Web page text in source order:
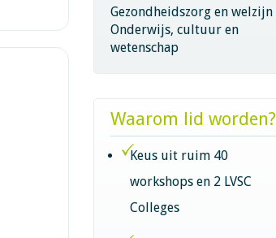
Gezondheidszorg en welzijn
Onderwijs, cultuur en
wetenschap
Waarom lid worden?
Keus uit ruim 40
workshops en 2 LVSC
Colleges